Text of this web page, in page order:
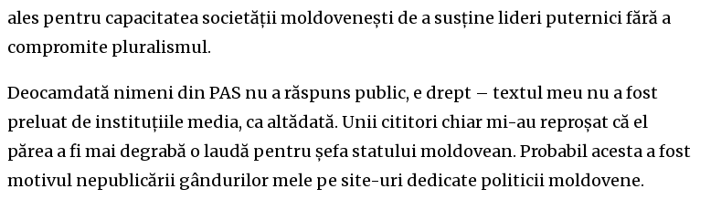
ales pentru capacitatea societății moldovenești de a susține lideri puternici fără a
compromite pluralismul.
Deocamdată nimeni din PAS nu a răspuns public, e drept – textul meu nu a fost
preluat de instituțiile media, ca altădată. Unii cititori chiar mi-au reproșat că el
părea a fi mai degrabă o laudă pentru șefa statului moldovean. Probabil acesta a fost
motivul nepublicării gândurilor mele pe site-uri dedicate politicii moldovene.